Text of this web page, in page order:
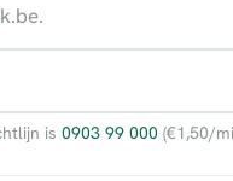
is 0903 99 000 (€1,50/